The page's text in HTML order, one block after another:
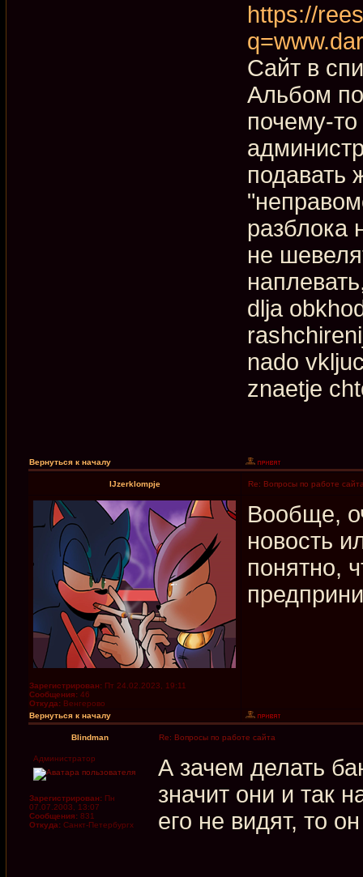
https://
Сайт в
Альбом
почему-
подавать
разблока
не
dlja
nado
znaetje
Вернуться к началу
IJzerklompje Re: Вопросы по работе
Зарегистрирован: Пт 24.02.2023, 19:11
Сообщения: 46
Откуда: Венгерово
Вообще,
новость
понятно,
Вернуться к началу
Blindman Re: Вопросы по работе сайта
Администратор
Зарегистрирован: Пн
07.07.2003, 13:07
Сообщения: 831
Откуда: Санкт-Петербургх
А зачем делать
значит они и так
его не видят, то